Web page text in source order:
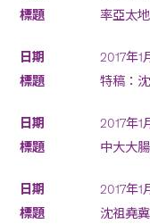
率亞太
2017年1
特稿：
2017年1
中大大
2017年1
沈祖堯